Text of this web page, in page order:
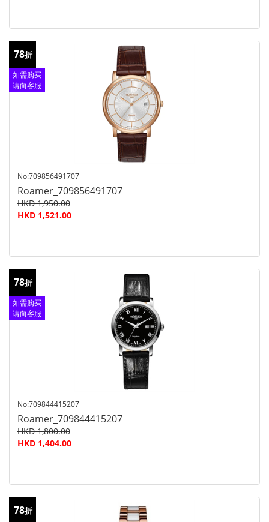
78折
如需购买
请向客服
No:709856491707
Roamer_709856491707
HKD 1,950.00
HKD 1,521.00
78折
如需购买
请向客服
No:709844415207
Roamer_709844415207
HKD 1,800.00
HKD 1,404.00
78折